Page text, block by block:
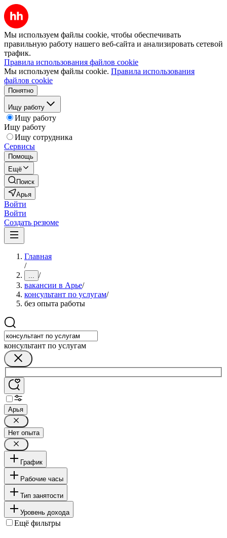
Мы используем файлы cookie, чтобы обеспечивать
правильную работу нашего веб-сайта и анализировать сетевой
трафик.
Правила использования файлов cookie
Мы используем файлы cookie. Правила использования
файлов cookie
Понятно
Ищу работу
Ищу работу
Ищу работу
Ищу сотрудника
Сервисы
Помощь
Ещё
Поиск
Арья
Войти
Войти
Создать резюме
Главная
/
... /
вакансии в Арье/
консультант по услугам/
без опыта работы
консультант по услугам
Арья
Нет опыта
График
Рабочие часы
Тип занятости
Уровень дохода
Ещё фильтры